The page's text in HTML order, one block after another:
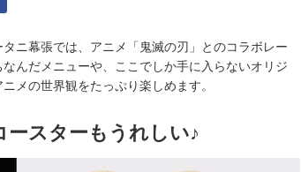
ニ幕張では、アニメ「鬼滅の刃」とのコラボレー
んだメニューや、ここでしか手に入らないオリジ
メの世界観をたっぷり楽しめます。
スターもうれしい♪